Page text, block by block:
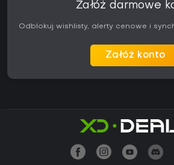
Załóż darmowe
Odblokuj wishlisty, alerty cenowe i
Załóż konto